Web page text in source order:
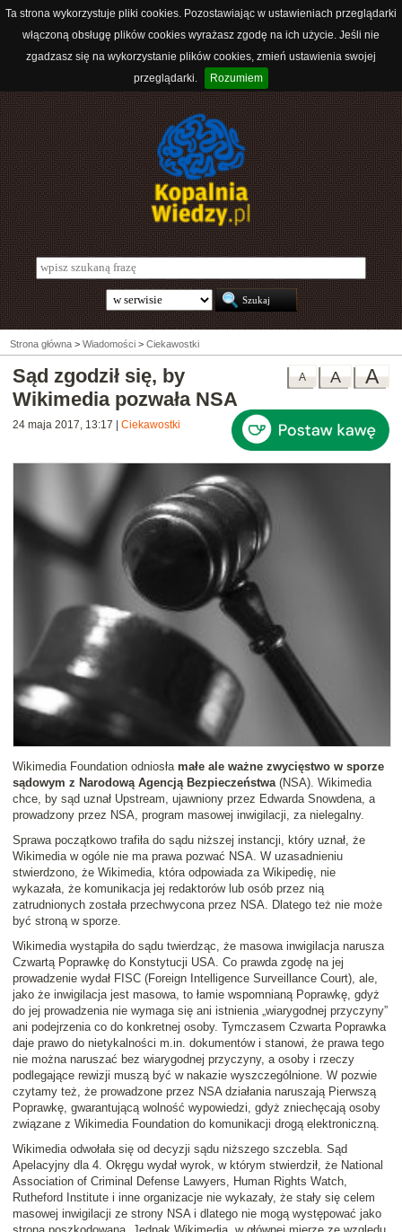
Ta strona wykorzystuje pliki cookies. Pozostawiając w ustawieniach przeglądarki
włączoną obsługę plików cookies wyrażasz zgodę na ich użycie. Jeśli nie
zgadzasz się na wykorzystanie plików cookies, zmień ustawienia swojej
przeglądarki.
Rozumiem
Strona główna > Wiadomości > Ciekawostki
A
A
A
Sąd zgodził się, by
Wikimedia pozwała NSA
24 maja 2017, 13:17 Ciekawostki
Wikimedia Foundation odniosła małe ale ważne zwycięstwo w sporze
sądowym z Narodową Agencją Bezpieczeństwa(NSA). Wikimedia
chce, by sąd uznał Upstream, ujawniony przez Edwarda Snowdena, a
prowadzony przez NSA, program masowej inwigilacji, za nielegalny.
Sprawa początkowo trafiła do sądu niższej instancji, który uznał, że
Wikimedia w ogóle nie ma prawa pozwać NSA. W uzasadnieniu
stwierdzono, że Wikimedia, która odpowiada za Wikipedię, nie
wykazała, że komunikacja jej redaktorów lub osób przez nią
zatrudnionych została przechwycona przez NSA. Dlatego też nie może
być stroną w sporze.
Wikimedia wystąpiła do sądu twierdząc, że masowa inwigilacja narusza
Czwartą Poprawkę do Konstytucji USA. Co prawda zgodę na jej
prowadzenie wydał FISC (Foreign Intelligence Surveillance Court), ale,
jako że inwigilacja jest masowa, to łamie wspomnianą Poprawkę, gdyż
do jej prowadzenia nie wymaga się ani istnienia „wiarygodnej przyczyny”
ani podejrzenia co do konkretnej osoby. Tymczasem Czwarta Poprawka
daje prawo do nietykalności m.in. dokumentów i stanowi, że prawa tego
nie można naruszać bez wiarygodnej przyczyny, a osoby i rzeczy
podlegające rewizji muszą być w nakazie wyszczególnione. W pozwie
czytamy też, że prowadzone przez NSA działania naruszają Pierwszą
Poprawkę, gwarantującą wolność wypowiedzi, gdyż zniechęcają osoby
związane z Wikimedia Foundation do komunikacji drogą elektroniczną.
Wikimedia odwołała się od decyzji sądu niższego szczebla. Sąd
Apelacyjny dla 4. Okręgu wydał wyrok, w którym stwierdził, że National
Association of Criminal Defense Lawyers, Human Rights Watch,
Rutheford Institute i inne organizacje nie wykazały, że stały się celem
masowej inwigilacji ze strony NSA i dlatego nie mogą występować jako